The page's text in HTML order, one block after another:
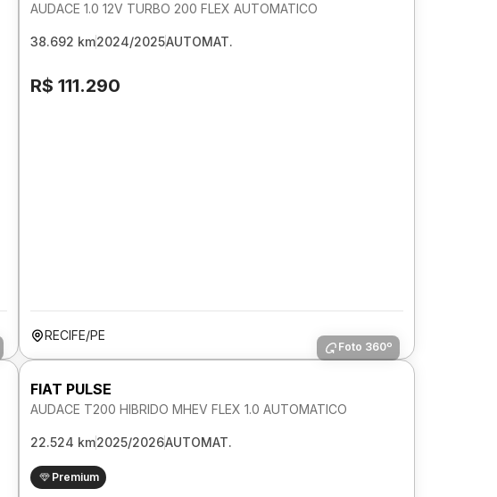
AUDACE 1.0 12V TURBO 200 FLEX AUTOMATICO
38.692 km2024/2025AUTOMAT.
R$ 111.290
RECIFE/PE
Foto 360º
FIAT PULSE
AUDACE T200 HIBRIDO MHEV FLEX 1.0 AUTOMATICO
22.524 km2025/2026AUTOMAT.
Premium